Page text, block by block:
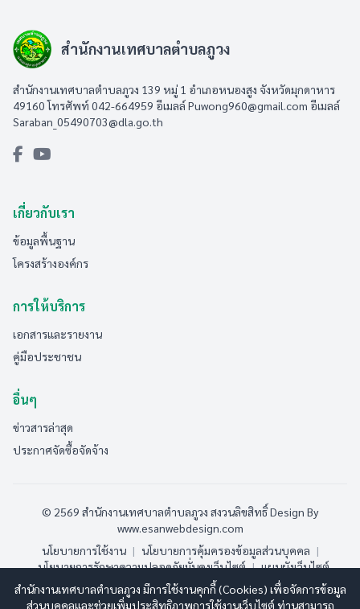
สำนักงานเทศบาลตำบลภูวง
สำนักงานเทศบาลตำบลภูวง 139 หมู่ 1 อำเภอหนองสูง จังหวัดมุกดาหาร
49160 โทรศัพท์ 042-664959 อีเมลล์Puwong960@gmail.com อีเมลล์
Saraban_05490703@dla.go.th
เกี่ยวกับเรา
ข้อมูลพื้นฐาน
โครงสร้างองค์กร
การให้บริการ
เอกสารและรายงาน
คู่มือประชาชน
อื่นๆ
ข่าวสารล่าสุด
ประกาศจัดซื้อจัดจ้าง
© 2569 สำนักงานเทศบาลตำบลภูวง สงวนลิขสิทธิ์Design By
www.esanwebdesign.com
นโยบายการใช้งาน | นโยบายการคุ้มครองข้อมูลส่วนบุคคล |
นโยบายการรักษาความปลอดภัยมั่นคงเว็บไซต์ | แผนผังเว็บไซต์
ออนไลน์:8 ทั้งหมด:190 (ดูสถิติทั้งหมด)
สำนักงานเทศบาลตำบลภูวง มีการใช้งานคุกกี้ (Cookies) เพื่อจัดการข้อมูล
ส่วนบุคคลและช่วยเพิ่มประสิทธิภาพการใช้งานเว็บไซต์ ท่านสามารถ